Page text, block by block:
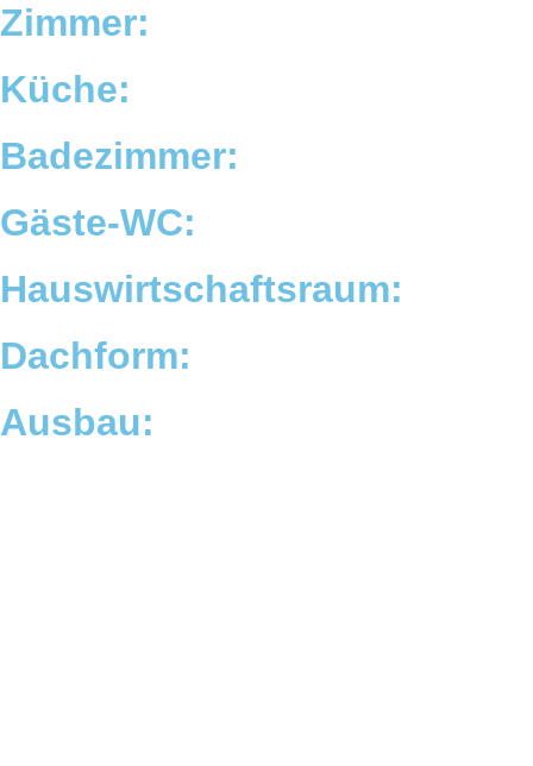
Zimmer:
Küche:
Badezimmer:
Gäste-WC:
Hauswirtschaftsraum:
Dachform:
Ausbau: